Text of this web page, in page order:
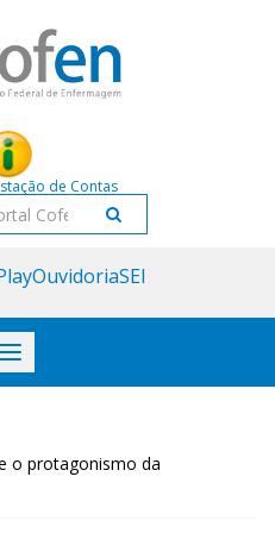
de Contas
OuvidoriaSEI
Toggle
navigation
o protagonismo da